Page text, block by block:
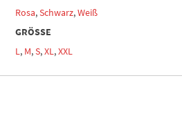
Rosa,Schwarz,Weiß
GRÖSSE
L, M,S,XL,XXL